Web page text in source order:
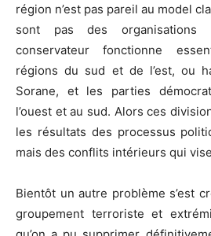
région n’est pas pareil au model
sont pas des organisations
conservateur fonctionne
régions du sud et de l’est, ou
Sorane, et les parties
l’ouest et au sud. Alors ces
les résultats des processus
mais des conflits intérieurs qui
Bientôt un autre problème s’est
groupement terroriste et